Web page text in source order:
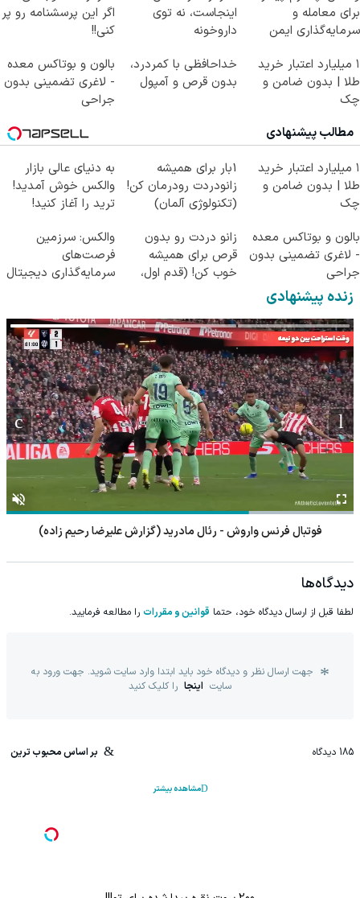
برای معامله و
سرمایه‌گذاری ایمن
اینجاست، نه توی
داروخونه
اگر این پرسشنامه رو پر
کنی!!
۱ میلیارد اعتبار خرید
طلا | بدون ضامن و
چک
خداحافظی با کمردرد،
بدون قرص و آمپول
بالون و بوتاکس معده
- لاغری تضمینی بدون
جراحی
مطالب پیشنهادی
۱ میلیارد اعتبار خرید
طلا | بدون ضامن و
چک
1بار برای همیشه
زانودردت رودرمان کن!
(تکنولوژی آلمان)
به دنیای عالی بازار
والکس خوش آمدید!
ترید را آغاز کنید!
بالون و بوتاکس معده
- لاغری تضمینی بدون
جراحی
زانو دردت رو بدون
قرص برای همیشه
خوب کن! (قدم اول،
والکس: سرزمین
فرصت‌های
سرمایه‌گذاری دیجیتال
زنده پیشنهادی
فوتبال فرنس واروش - رئال مادرید (گزارش علیرضا رحیم زاده)
دیدگاه‌ها
لطفا قبل از ارسال دیدگاه خود، حتما قوانین و مقررات را مطالعه فرمایید.
جهت ارسال نظر و دیدگاه خود باید ابتدا وارد سایت شوید. جهت ورود به
سایت اینجا را کلیک کنید
185 دیدگاه بر اساس محبوب ترین
مشاهده بیشتر